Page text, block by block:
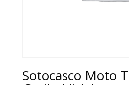
Sotocasco Moto